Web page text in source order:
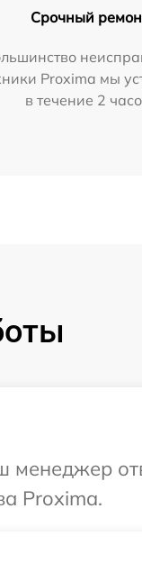
Срочный
Proxima мы
в течение 2
менеджер
Proxima.